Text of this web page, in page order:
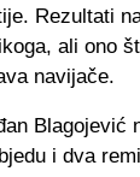
Rezultati
ali ono
navijače.
Blagojević
i dva